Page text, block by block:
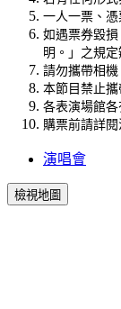
一人一票、
如遇票券毀
明。」之規
請勿攜帶相
本節目禁止
各表演場館
購票前請詳
演唱會
檢視地圖